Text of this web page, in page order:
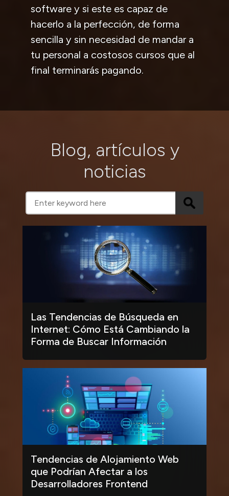
software y si este es capaz de
hacerlo a la perfección, de forma
sencilla y sin necesidad de mandar a
tu personal a costosos cursos que al
final terminarás pagando.
Blog, artículos y
noticias
Las Tendencias de Búsqueda en
Internet: Cómo Está Cambiando la
Forma de Buscar Información
Tendencias de Alojamiento Web
que Podrían Afectar a los
Desarrolladores Frontend